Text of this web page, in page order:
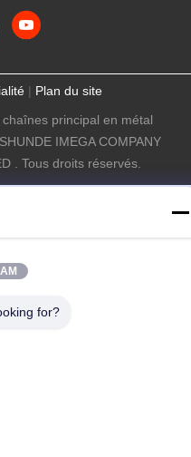
| Plan du site
principal en métal
IMEGA COMPANY
. Tous droits réservés.
for?